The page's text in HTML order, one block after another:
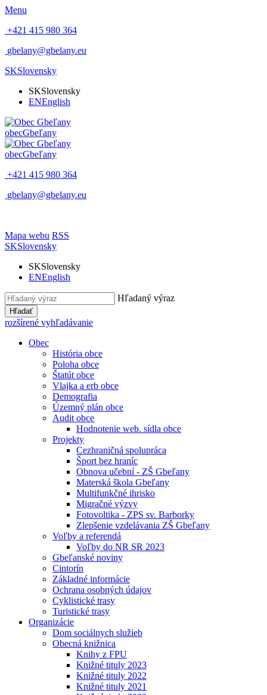
Menu
+421 415 980 364
gbelany@gbelany.eu
SKSlovensky
SKSlovensky
ENEnglish
obecGbeľany
obecGbeľany
+421 415 980 364
gbelany@gbelany.eu
Mapa webu RSS
SKSlovensky
SKSlovensky
ENEnglish
Hľadaný výraz
Hľadať
rozšírené vyhľadávanie
Obec
História obce
Poloha obce
Štatút obce
Vlajka a erb obce
Demografia
Územný plán obce
Audit obce
Hodnotenie web. sídla obce
Projekty
Cezhraničná spolupráca
Šport bez hraníc
Obnova učební - ZŠ Gbeľany
Materská škola Gbeľany
Multifunkčné ihrisko
Migračné výzvy
Fotovoltika - ZPS sv. Barborky
Zlepšenie vzdelávania ZŠ Gbeľany
Voľby a referendá
Voľby do NR SR 2023
Gbeľanské noviny
Cintorín
Základné informácie
Ochrana osobných údajov
Cyklistické trasy
Turistické trasy
Organizácie
Dom sociálnych služieb
Obecná knižnica
Knihy z FPU
Knižné tituly 2023
Knižné tituly 2022
Knižné tituly 2021